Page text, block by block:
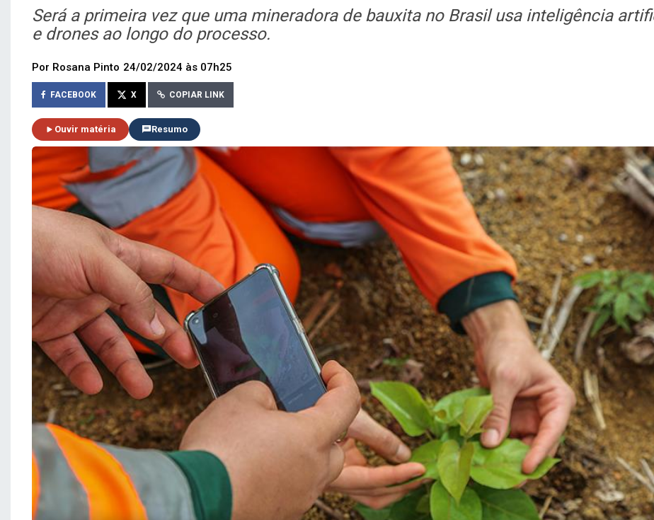
Será a primeira vez que uma mineradora de bauxita no Brasil usa inteligência
e drones ao longo do processo.
Por Rosana Pinto 24/02/2024 às 07h25
FACEBOOK X COPIAR LINK
Ouvir matéria Resumo